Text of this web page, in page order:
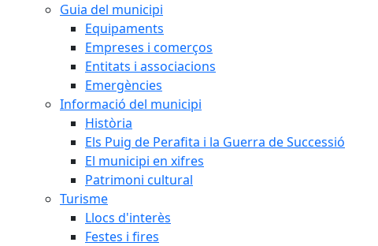
Guia del municipi
Equipaments
Empreses i comerços
Entitats i associacions
Emergències
Informació del municipi
Història
Els Puig de Perafita i la Guerra de Successió
El municipi en xifres
Patrimoni cultural
Turisme
Llocs d'interès
Festes i fires